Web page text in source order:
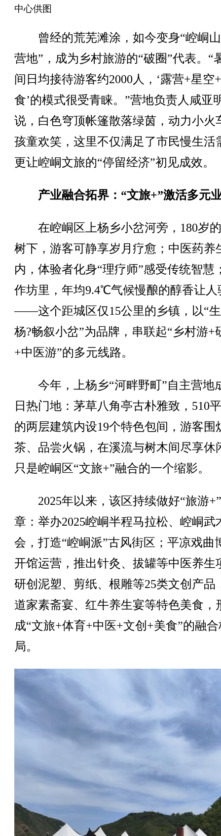
中心供图
曾经的荒芜滩涂，如今变身“崆峒
营地”，成为乡村旅游的“破圈”代表。“
间日均接待游客约2000人，‘露营+星空
食’的模式很受青睐。”营地负责人咸亚
说，白色穹顶帐篷散落绿茵，动力小火
孩童欢笑，这里不仅满足了市民慢生活
更让崆峒文旅的“停留经济”初见成效。
产业融合拓界：“文旅+”激活多元
在崆峒区上杨乡小岔河旁，180岁
树下，游客可静享岁月疗愈；中医药养
内，体验者化身“理疗师”感受传统智慧
作坊里，年均9.4℃气候慢酿的醇香让人
——这个距城区仅15公里的乡镇，以“
杨?畅叙小岔”为品牌，串联起“乡村游+
+中医游”的多元线路。
今年，上杨乡“河畔野町”自主营地
日热门地：茅草八角亭古朴雅致，510
的两层建筑内设19个特色包间，游客围
茶、品尝火锅，在溪流与树木间尽享休
只是崆峒区“文旅+”融合的一个缩影。
2025年以来，该区持续做好“旅游
章：举办2025崆峒半程马拉松、崆峒武
会，打造“崆峒派”古风街区；平凉戏曲
开馆运营，推出针灸、拔罐等中医养生
研创泥塑、剪纸、根雕等25类文创产品
道家素斋宴、红牛养生宴等特色美食，
成“文旅+体育+中医+文创+美食”的融
局。